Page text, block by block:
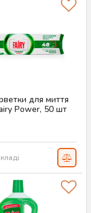
для миття
Power, 50 шт